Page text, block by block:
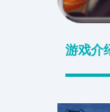
游戏介